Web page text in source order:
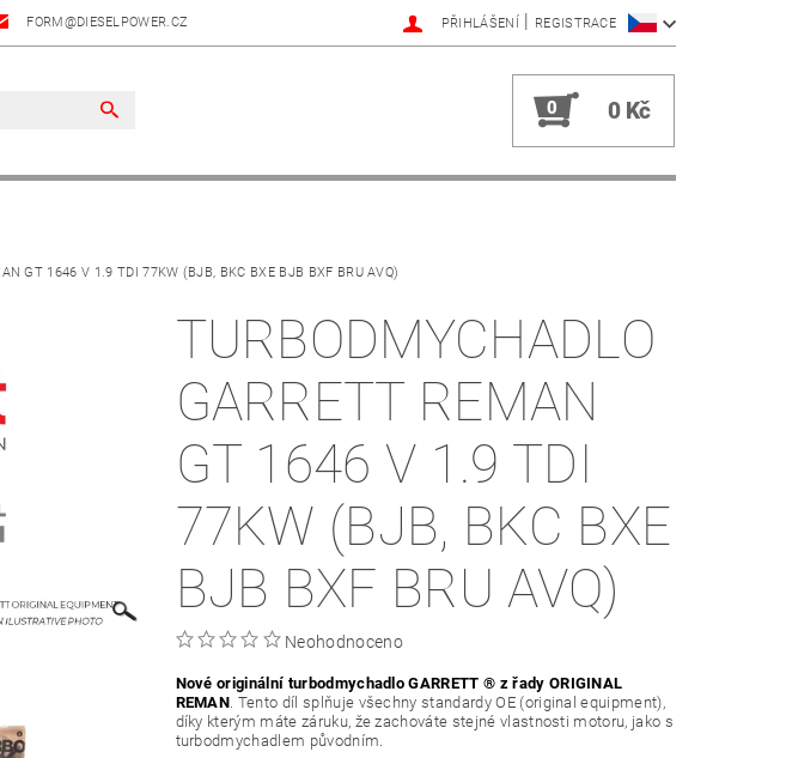
FORM@DIESELPOWER.CZ PŘIHLÁŠENÍ | REGISTRACE
0 0 Kč
GT 1646 V 1.9 TDI 77KW (BJB, BKC BXE BJB BXF BRU AVQ)
TURBODMYCHADLO
GARRETT REMAN
GT 1646 V 1.9 TDI
77KW (BJB, BKC BXE
BJB BXF BRU AVQ)
Neohodnoceno
Nové originální turbodmychadlo GARRETT ® z řady ORIGINAL
REMAN. Tento díl splňuje všechny standardy OE (original equipment),
díky kterým máte záruku, že zachováte stejné vlastnosti motoru, jako s
turbodmychadlem původním.